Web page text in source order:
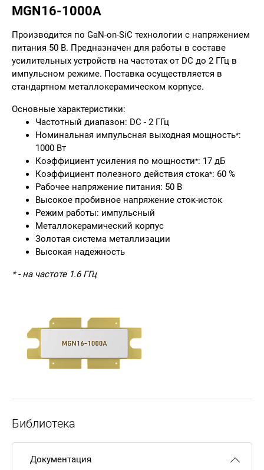
MGN16-1000A
Производится по GaN-on-SiC технологии с напряжением
питания 50 В. Предназначен для работы в составе
усилительных устройств на частотах от DC до 2 ГГц в
импульсном режиме. Поставка осуществляется в
стандартном металлокерамическом корпусе.
Основные характеристики:
Частотный диапазон: DC - 2 ГГц
Номинальная импульсная выходная мощность*:
1000 Вт
Коэффициент усиления по мощности*: 17 дБ
Коэффициент полезного действия стока*: 60 %
Рабочее напряжение питания: 50 В
Высокое пробивное напряжение сток-исток
Режим работы: импульсный
Металлокерамический корпус
Золотая система металлизации
Высокая надежность
* - на частоте 1.6 ГГц
Библиотека
Документация